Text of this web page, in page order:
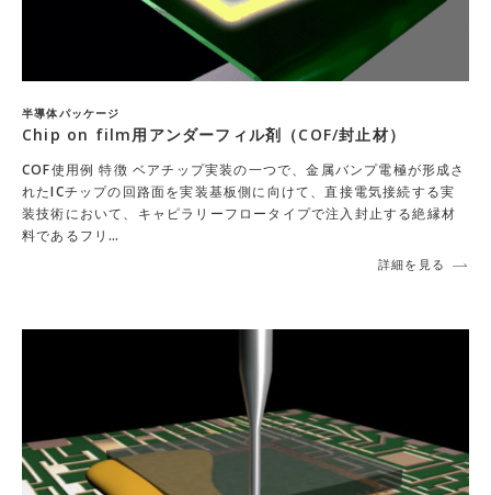
半導体パッケージ
Chip on film用アンダーフィル剤（COF/封止材）
COF使用例 特徴 ベアチップ実装の一つで、金属バンプ電極が形成さ
れたICチップの回路面を実装基板側に向けて、直接電気接続する実
装技術において、キャピラリーフロータイプで注入封止する絶縁材
料であるフリ…
詳細を見る